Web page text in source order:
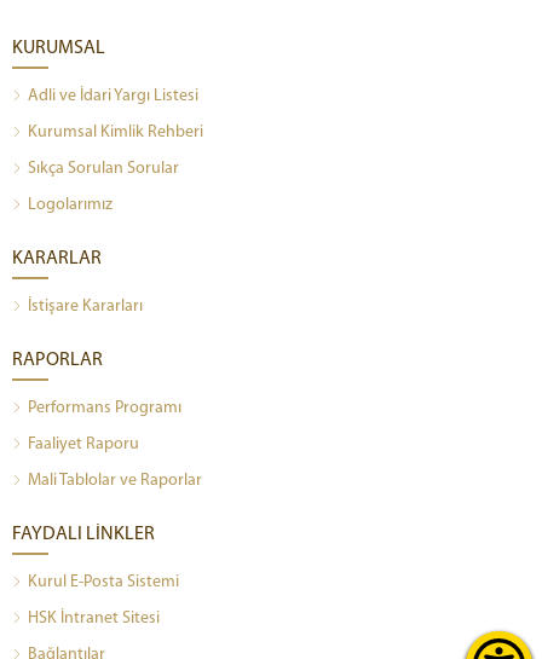
KURUMSAL
Adli ve İdari Yargı Listesi
Kurumsal Kimlik Rehberi
Sıkça Sorulan Sorular
Logolarımız
KARARLAR
İstişare Kararları
RAPORLAR
Performans Programı
Faaliyet Raporu
Mali Tablolar ve Raporlar
FAYDALI LİNKLER
Kurul E-Posta Sistemi
HSK İntranet Sitesi
Bağlantılar